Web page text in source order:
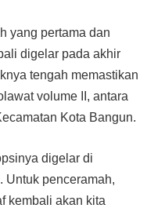
yang pertama dan
digelar pada akhir
tengah memastikan
volume II, antara
Kota Bangun.
digelar di
Untuk penceramah,
kembali akan kita